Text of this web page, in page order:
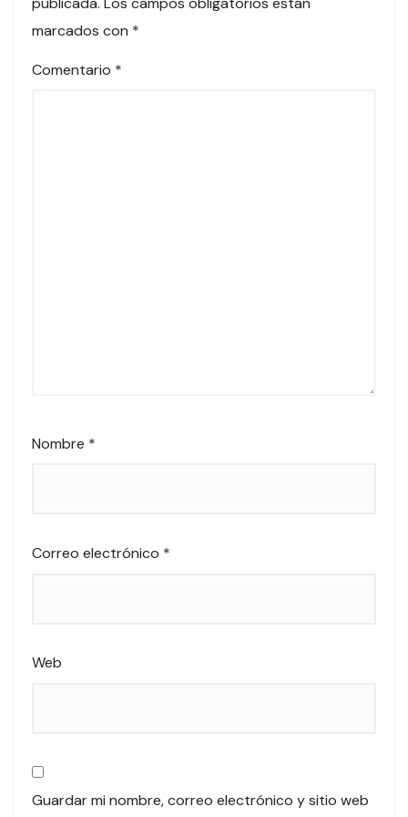
marcados con *
Comentario *
Nombre *
Correo electrónico *
Web
Guardar mi nombre, correo electrónico y sitio web